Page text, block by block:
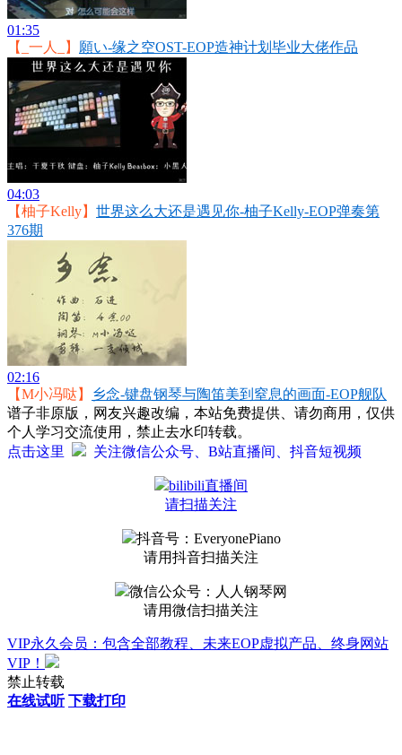
01:35
【_一人_】 願い-缘之空OST-EOP造神计划毕业大佬作品
04:03
【柚子Kelly】 世界这么大还是遇见你-柚子Kelly-EOP弹奏第
376期
02:16
【M小冯哒】
乡念-键盘钢琴与陶笛美到窒息的画面-EOP舰队
谱子非原版，网友兴趣改编，本站免费提供、请勿商用，仅供
个人学习交流使用，禁止去水印转载。
点击这里
关注微信公众号、B站直播间、抖音短视频
bilibili直播间
请扫描关注
抖音号：EveryonePiano
请用抖音扫描关注
微信公众号：人人钢琴网
请用微信扫描关注
VIP永久会员：包含全部教程、未来EOP虚拟产品、终身网站
VIP！
禁止转载
在线试听 下载打印